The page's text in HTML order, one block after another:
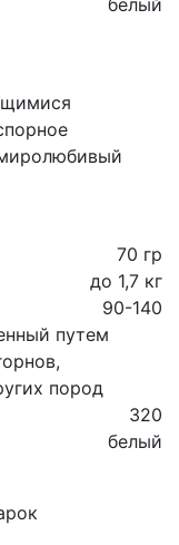
белый
70 гр
до 1,7 кг
90-140
путем
пород
320
белый